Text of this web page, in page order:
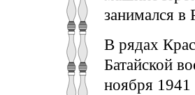
занимался в
В рядах
Батайской
ноября